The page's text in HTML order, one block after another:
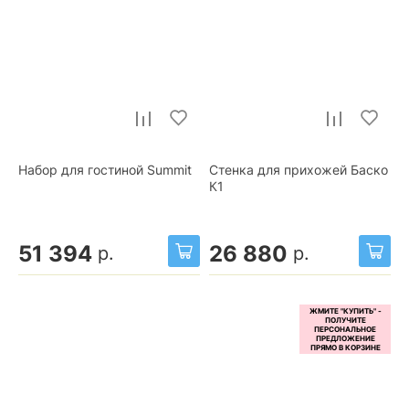
Набор для гостиной Summit
51 394 р.
Стенка для прихожей Баско
К1
26 880 р.